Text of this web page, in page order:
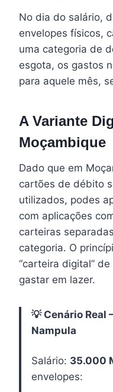
No dia do salário,
envelopes físicos,
uma categoria de
esgota, os gastos
para aquele mês,
A Variante
Moçambique
Dado que em
cartões de débito
utilizados, podes
com aplicações
carteiras
categoria. O
“carteira digital”
gastar em lazer.
💡 Cenário
Nampula
Salário: 35.000
envelopes: